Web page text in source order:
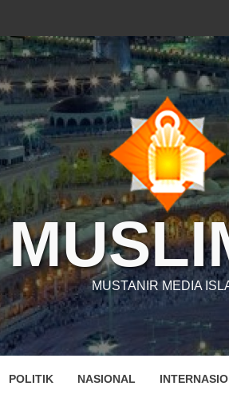
MUSTANIR MEDIA
POLITIK NASIONAL